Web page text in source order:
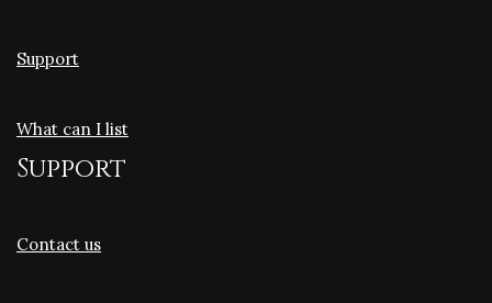
Support
What can I list
Support
Contact us